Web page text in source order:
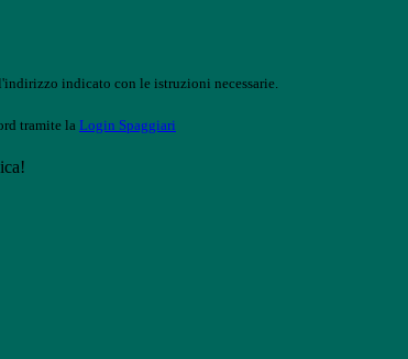
indicato con le istruzioni necessarie.
tramite la Login Spaggiari